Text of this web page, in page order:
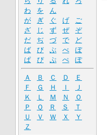
わ
を
ん
が
ぎ ぐ げ
ご
ざ
じ ず ぜ
ぞ
だ
ぢ づ で
ど
ば
び ぶ べ
ぼ
ぱ
ぴ ぷ ぺ ぽ
Ａ Ｂ Ｃ Ｄ
Ｅ
Ｆ
Ｇ Ｈ Ｉ
Ｊ
Ｋ
Ｌ Ｍ Ｎ
Ｏ
Ｐ
Ｑ Ｒ Ｓ
Ｔ
Ｕ
Ｖ Ｗ Ｘ
Ｙ
Ｚ